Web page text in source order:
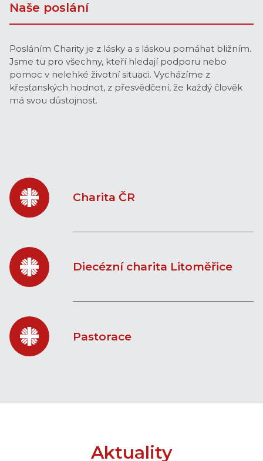
Naše poslání
Posláním Charity je z lásky a s láskou pomáhat bližním.
Jsme tu pro všechny, kteří hledají podporu nebo
pomoc v nelehké životní situaci. Vycházíme z
křesťanských hodnot, z přesvědčení, že každý člověk
má svou důstojnost.
Charita ČR
Diecézní charita Litoměřice
Pastorace
Aktuality